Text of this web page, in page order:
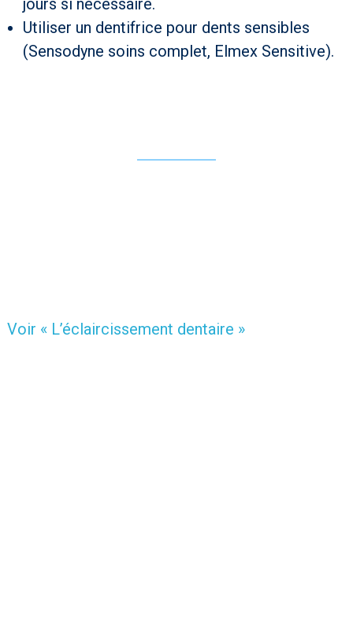
jours si nécessaire.
Utiliser un dentifrice pour dents sensibles
(Sensodyne soins complet, Elmex Sensitive).
Voir « L’éclaircissement dentaire »